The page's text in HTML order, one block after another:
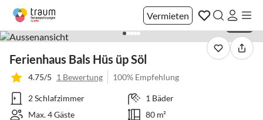
Vermieten
Ferienhaus Bals Hüs üp Söl
4.75/5 1 Bewertung 100% Empfehlung
2 Schlafzimmer
1 Bäder
Max. 4 Gäste
80 m²